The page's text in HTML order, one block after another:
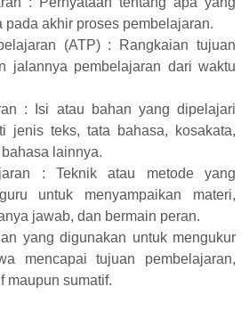
akhir proses pembelajaran.
(ATP) : Rangkaian tujuan
jalannya pembelajaran dari waktu
: Isi atau bahan yang dipelajari
jenis teks, tata bahasa, kosakata,
lainnya.
: Teknik atau metode yang
untuk menyampaikan materi,
jawab, dan bermain peran.
yang digunakan untuk mengukur
mencapai tujuan pembelajaran,
maupun sumatif.